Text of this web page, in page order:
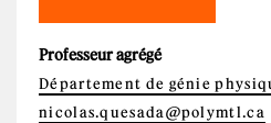
Professeur agrégé
Département de génie
nicolas.quesada@polymtl.ca